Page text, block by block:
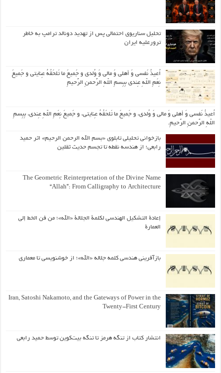
تحلیل سناریوی احتمالی پس از تهدید دونالد ترامپ به خاطر
ترورعلیه ایران
اُعیذُ نَفسی وَ أهلی وَ مالی وَ وُلدی و جَمیعَ ما تَلحَقُهُ عِنایتی و جَمیعَ
نِعَمِ اللّهِ عِندی بِبِسمِ اللّهِ الرَّحمنِ الرَّحیمِ
اُعیذُ نَفسی وَ أهلی وَ مالی وَ وُلدی، و جَمیعَ ما تَلحَقُهُ عِنایتی، و جَمیعَ نِعَمِ اللّهِ عِندی، بِبِسمِ
اللّهِ الرَّحمنِ الرَّحیمِ.
بازخوانی تحلیلی تابلوی «بسم الله الرحمن الرحیم» اثر حمید
رابعی؛ از هندسه نقطه تا تجسم حدیث ثقلین
The Geometric Reinterpretation of the Divine Name
“Allah”: From Calligraphy to Architecture
إعادة التشكيل الهندسي لكلمة الجلالة «الله»؛ من فن الخط إلى
العمارة
بازآفرینی هندسی کلمه جلاله «الله»؛ از خوشنویسی تا معماری
Iran, Satoshi Nakamoto, and the Gateways of Power in the
Twenty-First Century
انتشار کتاب از تنگه هرمز تا تنگه بیت‌کوین توسط حمید رابعی